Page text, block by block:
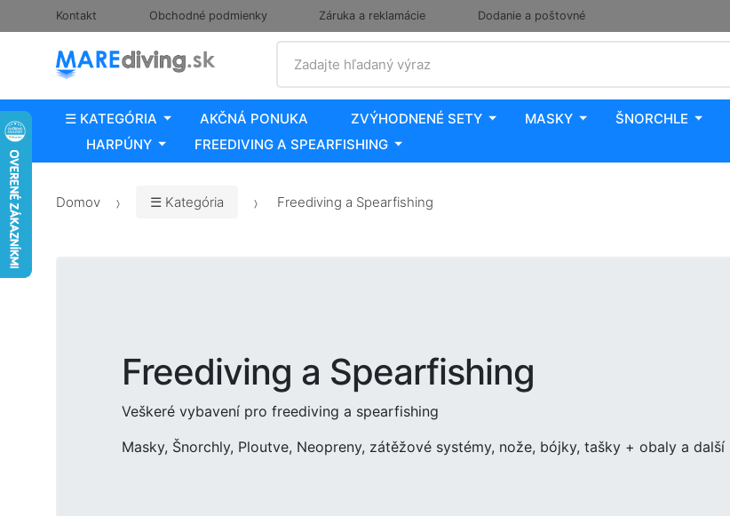
Kontakt Obchodné podmienky Záruka a reklamácie Dodanie a poštovné
Zadajte hľadaný výraz
☰ KATEGÓRIA AKČNÁ PONUKA ZVÝHODNENÉ SETY MASKY ŠNORCHLE
HARPÚNY
FREEDIVING A SPEARFISHING
Domov ☰ Kategória Freediving a Spearfishing
Freediving a Spearfishing
Veškeré vybavení pro freediving a spearfishing
Masky, Šnorchly, Ploutve, Neopreny, zátěžové systémy, nože, bójky, tašky + obaly a další